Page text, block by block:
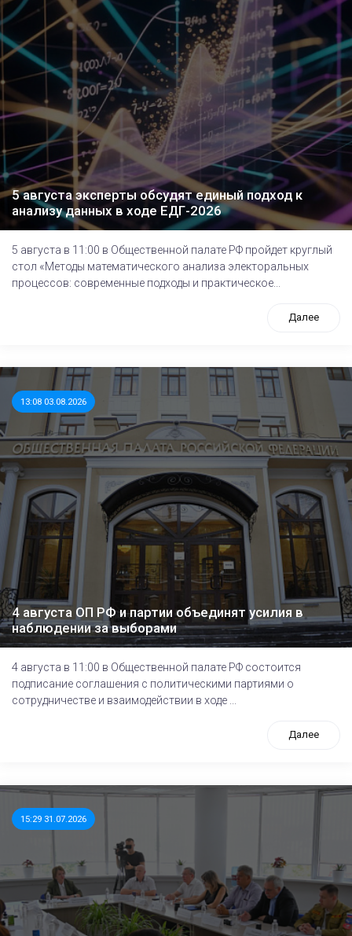
5 августа эксперты обсудят единый подход к
анализу данных в ходе ЕДГ-2026
5 августа в 11:00 в Общественной палате РФ пройдет круглый
стол «Методы математического анализа электоральных
процессов: современные подходы и практическое...
Далее
13:08 03.08.2026
4 августа ОП РФ и партии объединят усилия в
наблюдении за выборами
4 августа в 11:00 в Общественной палате РФ состоится
подписание соглашения с политическими партиями о
сотрудничестве и взаимодействии в ходе ...
Далее
15:29 31.07.2026